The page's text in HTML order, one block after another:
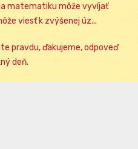
matematiku môže vyvíjať
viesť k zvýšenej úz...
pravdu, ďakujeme, odpoveď
deň.